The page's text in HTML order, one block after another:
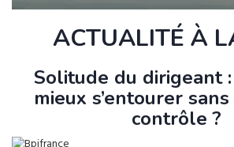
ACTUALITÉ À
Solitude du dirigeant
mieux s’entourer
contrôle ?